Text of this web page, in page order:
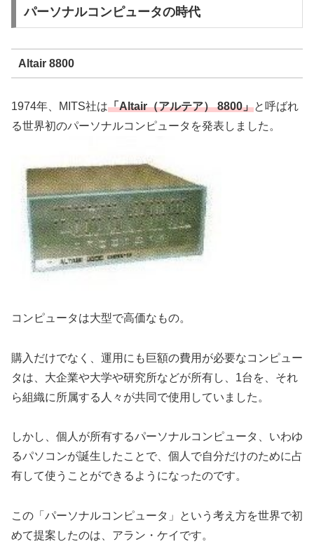
パーソナルコンピュータの時代
Altair 8800
1974年、MITS社は「Altair（アルテア） 8800」と呼ばれ
る世界初のパーソナルコンピュータを発表しました。
コンピュータは大型で高価なもの。
購入だけでなく、運用にも巨額の費用が必要なコンピュー
タは、大企業や大学や研究所などが所有し、1台を、それ
ら組織に所属する人々が共同で使用していました。
しかし、個人が所有するパーソナルコンピュータ、いわゆ
るパソコンが誕生したことで、個人で自分だけのために占
有して使うことができるようになったのです。
この「パーソナルコンピュータ」という考え方を世界で初
めて提案したのは、アラン・ケイです。